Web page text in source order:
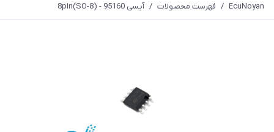
EcuNoyan
/ فهرست محصولات / آیسی 8pin(SO-8) - 95160